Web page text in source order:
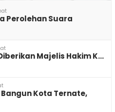
Perolehan Suara
Majelis Hakim K…
Kota Ternate,